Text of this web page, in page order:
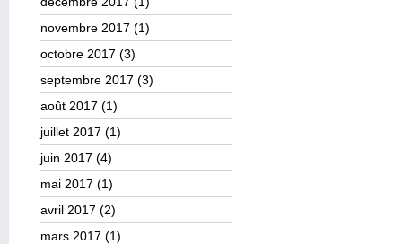
novembre 2017 (1)
octobre 2017 (3)
septembre 2017 (3)
août 2017 (1)
juillet 2017 (1)
juin 2017 (4)
mai 2017 (1)
avril 2017 (2)
mars 2017 (1)